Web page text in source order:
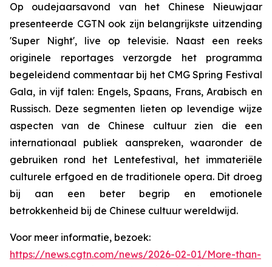
Op oudejaarsavond van het Chinese Nieuwjaar
presenteerde CGTN ook zijn belangrijkste uitzending
'Super Night', live op televisie. Naast een reeks
originele reportages verzorgde het programma
begeleidend commentaar bij het CMG Spring Festival
Gala, in vijf talen: Engels, Spaans, Frans, Arabisch en
Russisch. Deze segmenten lieten op levendige wijze
aspecten van de Chinese cultuur zien die een
internationaal publiek aanspreken, waaronder de
gebruiken rond het Lentefestival, het immateriële
culturele erfgoed en de traditionele opera. Dit droeg
bij aan een beter begrip en emotionele
betrokkenheid bij de Chinese cultuur wereldwijd.
Voor meer informatie, bezoek:
https://news.cgtn.com/news/2026-02-01/More-than-